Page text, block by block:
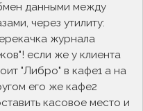
данными между
через утилиту:
журнала
если же у клиента
"Либро" в кафе1 а на
его же кафе2
касовое место и